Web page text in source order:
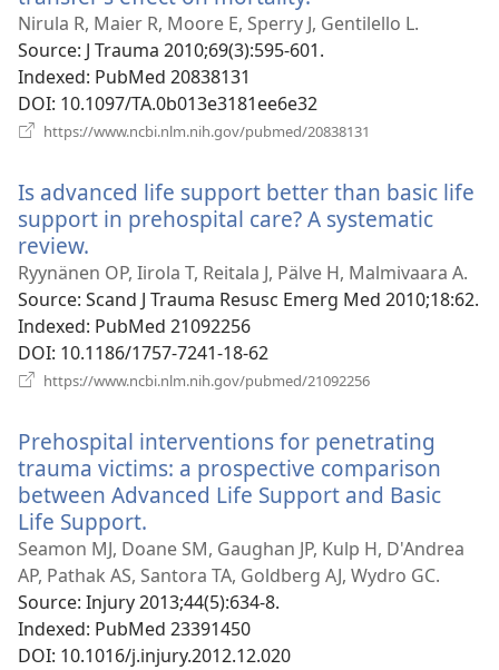
у
новому
Nirula R, Maier R, Moore E, Sperry J, Gentilello L.
Source‎: J Trauma 2010;69(3):595-601.
Indexed‎: PubMed 20838131
DOI‎: 10.1097/TA.0b013e3181ee6e32
https://www.ncbi.nlm.nih.gov/pubmed/20838131
вікні)
Is advanced life support better than basic life
support in prehospital care? A systematic
review.
у
новому
вікні)
Ryynänen OP, Iirola T, Reitala J, Pälve H, Malmivaara A.
Source‎: Scand J Trauma Resusc Emerg Med 2010;18:62.
Indexed‎: PubMed 21092256
DOI‎: 10.1186/1757-7241-18-62
https://www.ncbi.nlm.nih.gov/pubmed/21092256
вікні)
Prehospital interventions for penetrating
trauma victims: a prospective comparison
between Advanced Life Support and Basic
Life Support.
у
новому
вікні)
Seamon MJ, Doane SM, Gaughan JP, Kulp H, D'Andrea
AP, Pathak AS, Santora TA, Goldberg AJ, Wydro GC.
Source‎: Injury 2013;44(5):634-8.
Indexed‎: PubMed 23391450
DOI‎: 10.1016/j.injury.2012.12.020